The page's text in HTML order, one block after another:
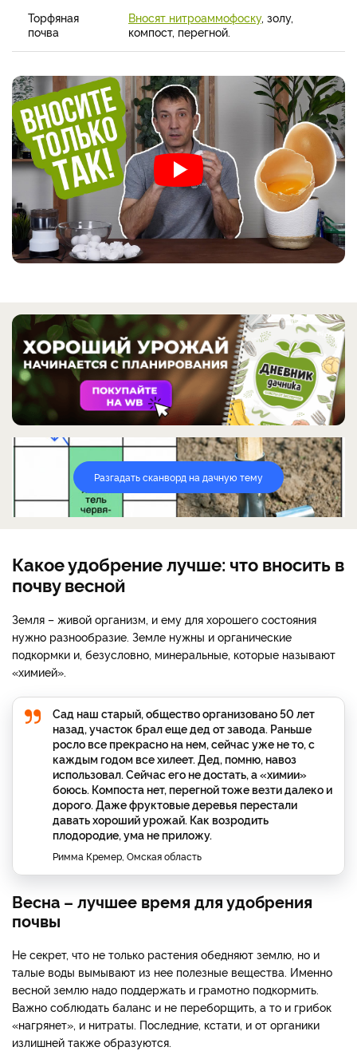
Торфяная
почва
Вносят нитроаммофоску, золу,
компост, перегной.
Разгадать сканворд на дачную тему
Какое удобрение лучше: что вносить в
почву весной
Земля – живой организм, и ему для хорошего состояния
нужно разнообразие. Земле нужны и органические
подкормки и, безусловно, минеральные, которые называют
«химией».
Сад наш старый, общество организовано 50 лет
назад, участок брал еще дед от завода. Раньше
росло все прекрасно на нем, сейчас уже не то, с
каждым годом все хилеет. Дед, помню, навоз
использовал. Сейчас его не достать, а «химии»
боюсь. Компоста нет, перегной тоже везти далеко и
дорого. Даже фруктовые деревья перестали
давать хороший урожай. Как возродить
плодородие, ума не приложу.
Римма Кремер, Омская область
Весна – лучшее время для удобрения
почвы
Не секрет, что не только растения обедняют землю, но и
талые воды вымывают из нее полезные вещества. Именно
весной землю надо поддержать и грамотно подкормить.
Важно соблюдать баланс и не переборщить, а то и грибок
«нагрянет», и нитраты. Последние, кстати, и от органики
излишней также образуются.